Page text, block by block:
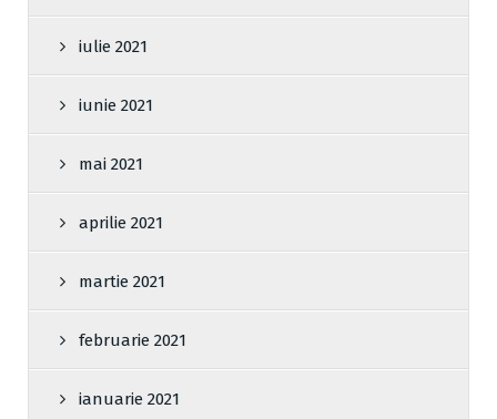
iulie 2021
iunie 2021
mai 2021
aprilie 2021
martie 2021
februarie 2021
ianuarie 2021